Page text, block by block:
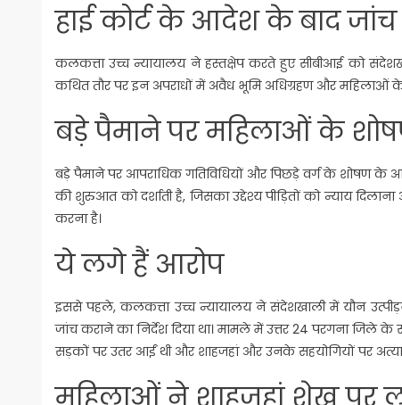
हाई कोर्ट के आदेश के बाद
कलकत्ता उच्च न्यायालय ने हस्तक्षेप करते हुए सीबीआई को
कथित तौर पर इन अपराधों में अवैध भूमि अधिग्रहण और महिलाओं
बड़े पैमाने पर महिलाओं के
बड़े पैमाने पर आपराधिक गतिविधियों और पिछड़े वर्ग के शोषण के
की शुरुआत को दर्शाती है, जिसका उद्देश्य पीड़ितों को न्याय
करना है।
ये लगे हैं आरोप
इससे पहले, कलकत्ता उच्च न्यायालय ने संदेशखाली में यौन
जांच कराने का निर्देश दिया था। मामले में उत्तर 24 परगना
सड़कों पर उतर आईं थी और शाहजहां और उनके सहयोगियों पर